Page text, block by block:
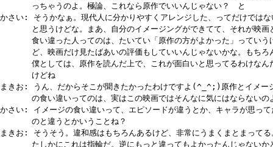
っちゃうのよ。極論、これなら原作でいいんじゃない？ と
かさい: そうかなぁ。現代人に分かりやすくアレンジした、ってだけではな
と思うけどな。まあ、自分のイメージングができてて、それが映画
食い違った人ってのは、たいてい「原作の方がよかった」っていう
ど、映画だけ見たばあいの評価もしていいんじゃないかな。もちろ
僕としては、原作を読んだ上で、これが面白いと思ってるわけなん
けどね
まきお: うん、だからそこが聞きたかったわけですよ(^_^;)原作とイメー
の食い違いってのは、実はこの映画ではそんなに気にはならないの
かさい: イメージの食い違いって、エピソードが違うとか、キャラが思って
のと違うとかいうことね？
まきお: そうそう。違和感はもちろんあるけど、非常にうまくまとまってる
たしかにこれは指輪だ。逆にもっと違ってもよかったんじゃないか